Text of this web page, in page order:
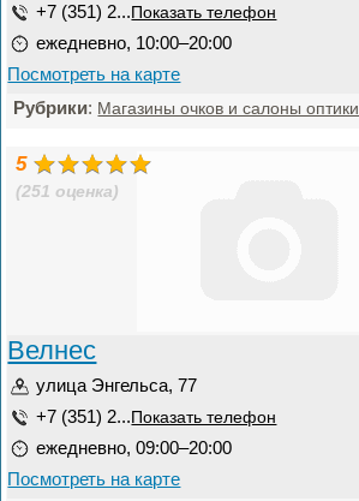
+7 (351) 2... Показать телефон
ежедневно, 10:00–20:00
Посмотреть на карте
Рубрики: Магазины очков и салоны оптики
5
(251 оценка)
Велнес
улица Энгельса, 77
+7 (351) 2... Показать телефон
ежедневно, 09:00–20:00
Посмотреть на карте